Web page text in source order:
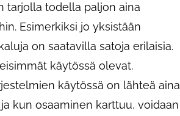
tarjolla todella paljon aina
Esimerkiksi jo yksistään
on saatavilla satoja erilaisia.
käytössä olevat.
käytössä on lähteä aina
kun osaaminen karttuu, voidaan